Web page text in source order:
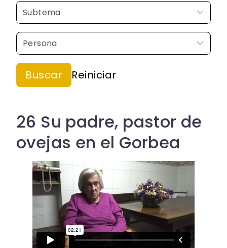
26 Su padre, pastor de
ovejas en el Gorbea